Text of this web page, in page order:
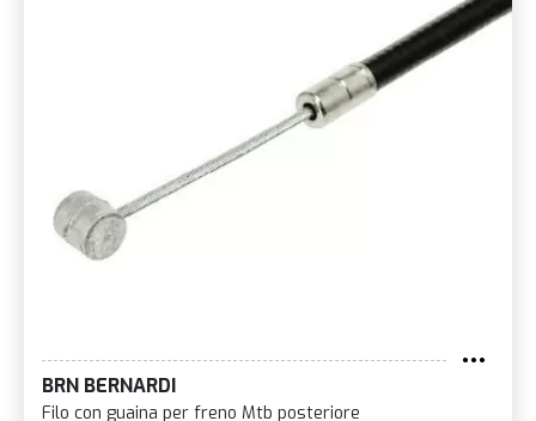
BRN BERNARDI
Filo con guaina per freno Mtb posteriore